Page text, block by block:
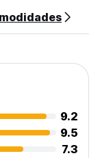
é desligada às
translated
9.2
9.5
7.3